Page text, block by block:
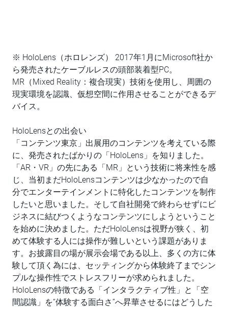
※ HoloLens（ホロレンズ） 2017年1月にMicrosoft社か
ら発売されたケーブルレスの頭部装着型PC。
MR（Mixed Reality：複合現実）技術を使用し、周囲の
現実環境を認識、仮想空間に作用させることができるデ
バイス。
HoloLensとの出会い
「コンテンツ東京」出展用のコンテンツを考えている際
に、発売されたばかりの「HoloLens」を知りました。
「AR・VR」の先にある「MR」という技術に将来性を感
じ、当初まだHoloLensコンテンツは少なかったので自
分でエンターテインメントに特化したコンテンツを制作
したいと思いました。そして自社開発で終わらせずにビ
ジネスに結びつくようなコンテンツにしようということ
を始めに決めました。ただHoloLensは視野が狭く、初
めて体験する人には操作が難しいという課題がありま
す。お披露目の場が展示会場である以上、多くの方に体
験して頂く為には、セッティングから体験終了までシン
プルな操作性でストレスフリーが求められました。
HoloLensの特徴である「インタラクティブ性」と「空
間認識」を“体験する面白さ”へ昇華させるにはどうした